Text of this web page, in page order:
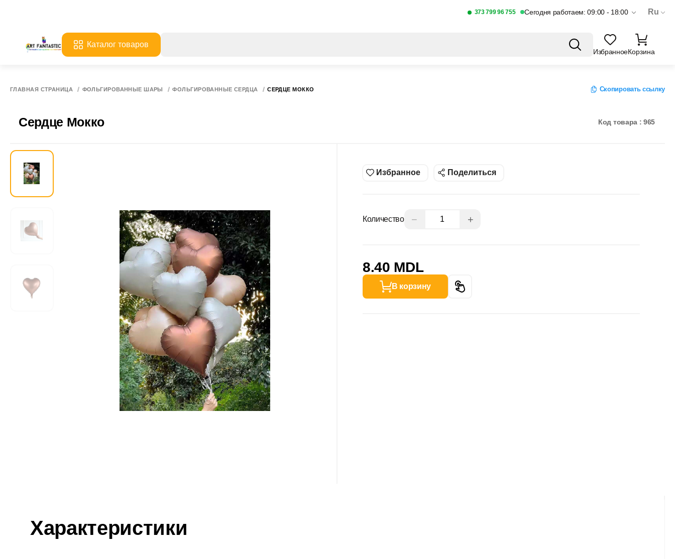
373 799 96 755 Сегодня работаем: 09:00 - 18:00 Ru
Каталог товаров
ИзбранноеКорзина
ГЛАВНАЯ СТРАНИЦА ФОЛЬГИРОВАННЫЕ ШАРЫ ФОЛЬГИРОВАННЫЕ СЕРДЦА СЕРДЦЕ МОККО Скопировать ссылку
Сердце Мокко Код товара : 965
Избранное Поделиться
Количество − +
8.40 MDL
В корзину
Характеристики